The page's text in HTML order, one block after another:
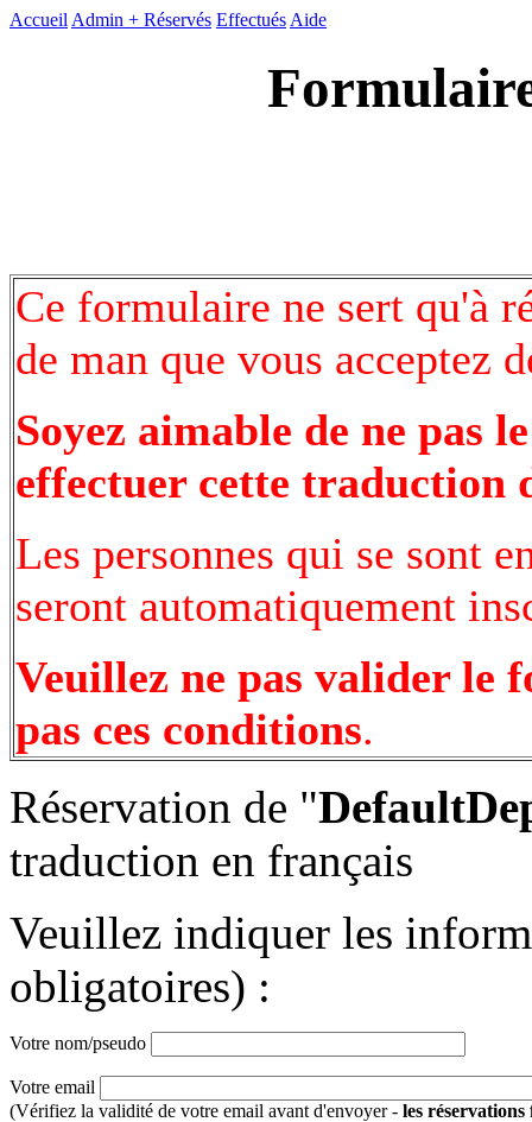
Accueil Admin + Réservés Effectués Aide
Ce formulaire ne sert qu'à
de man que vous acceptez
Soyez aimable de ne pas
effectuer cette traduction
Les personnes qui se sont
seront automatiquement
Veuillez ne pas valider le
pas ces conditions.
Réservation de "
traduction en français
Veuillez indiquer les
obligatoires) :
Votre nom/pseudo
Votre email
(Vérifiez la validité de votre email avant d'envoyer - les réservations